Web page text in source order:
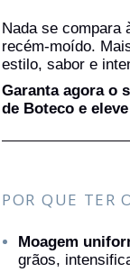
Nada se compara
recém-moído.
estilo, sabor e
Garanta agora o
de Boteco e
POR QUE TER
Moagem
grãos,